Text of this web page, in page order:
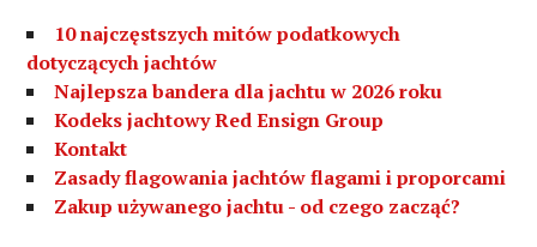
10 najczęstszych mitów podatkowych
dotyczących jachtów
Najlepsza bandera dla jachtu w 2026 roku
Kodeks jachtowy Red Ensign Group
Kontakt
Zasady flagowania jachtów flagami i proporcami
Zakup używanego jachtu - od czego zacząć?